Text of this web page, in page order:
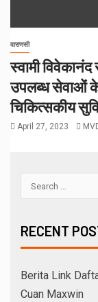
वाराणसी
स्वामी
उपलब्ध सेवाओं
चिकित्सकीय
April 27, 2023
RECENT
Berita Link
Cuan Maxwin